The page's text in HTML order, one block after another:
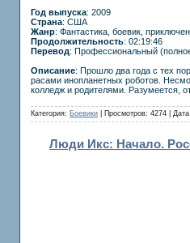
Год выпуска: 2009
Страна: США
Жанр: Фантастика, боевик,
Продолжительность: 02:19:46
Перевод: Профессиональный
Описание: Прошло два года с тех
расами инопланетных роботов.
колледж и родителями. Разумеется,
Категория: Боевики | Просмотров: 4274 |
Люди Икс: Начало.